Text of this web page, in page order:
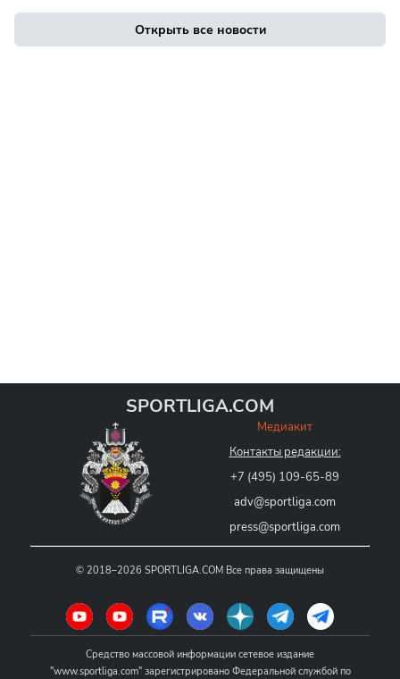
Открыть все новости
SPORTLIGA.COM
Медиакит
Контакты редакции:
+7 (495) 109-65-89
adv@sportliga.com
press@sportliga.com
© 2018–2026 SPORTLIGA.COM Все права защищены
Средство массовой информации сетевое издание
"www.sportliga.com" зарегистрировано Федеральной службой по